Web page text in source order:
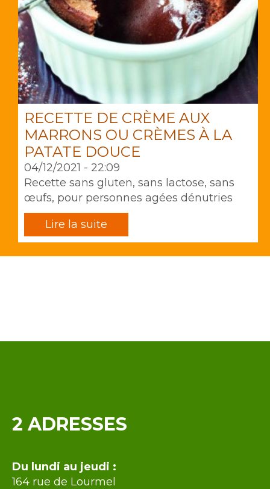
RECETTE DE CRÈME AUX
MARRONS OU CRÈMES À LA
PATATE DOUCE
04/12/2021 - 22:09
Recette sans gluten, sans lactose, sans
œufs, pour personnes agées dénutries
Lire la suite
2 ADRESSES
Intro
Du lundi au jeudi :
164 rue de Lourmel